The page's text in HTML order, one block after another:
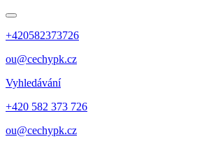
+420582373726
ou@cechypk.cz
Vyhledávání
+420 582 373 726
ou@cechypk.cz